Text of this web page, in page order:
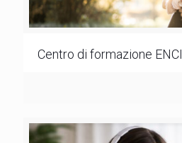
Centro di formazione ENCI